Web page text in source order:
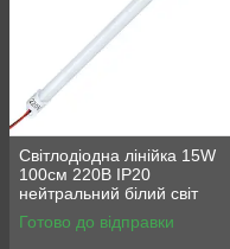
Світлодіодна лінійка 15W
100см 220В IP20
нейтральний білий світ
Готово до відправки